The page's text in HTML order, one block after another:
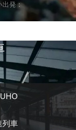
出発：
列車